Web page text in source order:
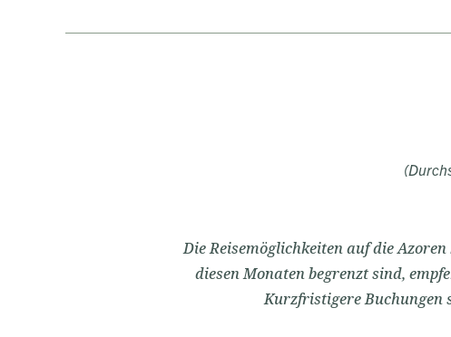
Die Reisemöglichkeiten auf die
diesen Monaten begrenzt sind,
Kurzfristigere Buchungen